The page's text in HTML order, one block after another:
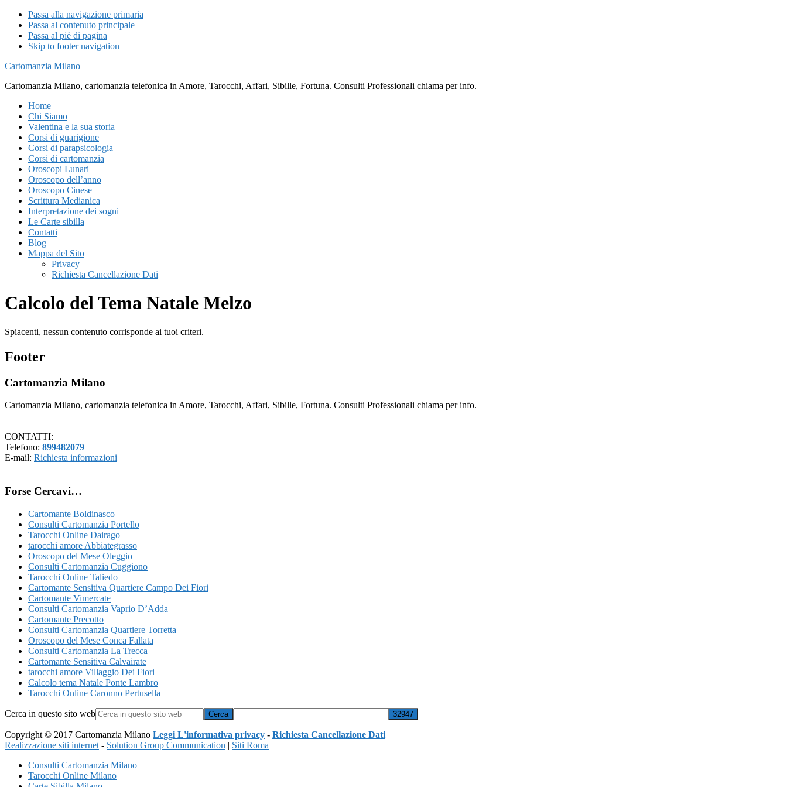
Passa alla navigazione primaria
Passa al contenuto principale
Passa al piè di pagina
Skip to footer navigation
Cartomanzia Milano
Cartomanzia Milano, cartomanzia telefonica in Amore, Tarocchi, Affari, Sibille, Fortuna. Consulti Professionali chiama per info.
Home
Chi Siamo
Valentina e la sua storia
Corsi di guarigione
Corsi di parapsicologia
Corsi di cartomanzia
Oroscopi Lunari
Oroscopo dell’anno
Oroscopo Cinese
Scrittura Medianica
Interpretazione dei sogni
Le Carte sibilla
Contatti
Blog
Mappa del Sito
Privacy
Richiesta Cancellazione Dati
Calcolo del Tema Natale Melzo
Spiacenti, nessun contenuto corrisponde ai tuoi criteri.
Footer
Cartomanzia Milano
Cartomanzia Milano, cartomanzia telefonica in Amore, Tarocchi, Affari, Sibille, Fortuna. Consulti Professionali chiama per info.
CONTATTI:
Telefono: 899482079
E-mail: Richiesta informazioni
Forse Cercavi…
Cartomante Boldinasco
Consulti Cartomanzia Portello
Tarocchi Online Dairago
tarocchi amore Abbiategrasso
Oroscopo del Mese Oleggio
Consulti Cartomanzia Cuggiono
Tarocchi Online Taliedo
Cartomante Sensitiva Quartiere Campo Dei Fiori
Cartomante Vimercate
Consulti Cartomanzia Vaprio D’Adda
Cartomante Precotto
Consulti Cartomanzia Quartiere Torretta
Oroscopo del Mese Conca Fallata
Consulti Cartomanzia La Trecca
Cartomante Sensitiva Calvairate
tarocchi amore Villaggio Dei Fiori
Calcolo tema Natale Ponte Lambro
Tarocchi Online Caronno Pertusella
Cerca in questo sito web
Copyright © 2017 Cartomanzia Milano Leggi L'informativa privacy - Richiesta Cancellazione Dati
Realizzazione siti internet - Solution Group Communication | Siti Roma
Consulti Cartomanzia Milano
Tarocchi Online Milano